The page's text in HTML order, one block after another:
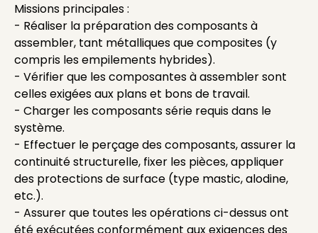
Missions principales :
- Réaliser la préparation des composants à
assembler, tant métalliques que composites (y
compris les empilements hybrides).
- Vérifier que les composantes à assembler sont
celles exigées aux plans et bons de travail.
- Charger les composants série requis dans le
système.
- Effectuer le perçage des composants, assurer la
continuité structurelle, fixer les pièces, appliquer
des protections de surface (type mastic, alodine,
etc.).
- Assurer que toutes les opérations ci-dessus ont